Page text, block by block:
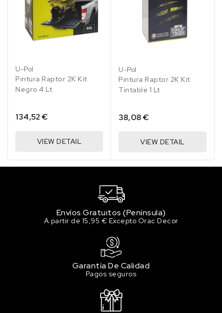
158.47 €
100 en stock
8B2 BLUE
158.47 €
158.47 €
100 en stock
8T6 BLUE
158.47 €
158.47 €
C7P LIGHTNING RED
100 en stock
U-Pol
Pintura Raptor 2K Kit
Negro 4 Lt
134,52 €
VIEW DETAIL
U-Pol
Pintura Raptor 2K Kit
Tintable 1 Lt
38,08 €
VIEW DETAIL
Envíos Gratuitos (Península)
A partir de 15,95 € Excepto Orac Decor
Garantía De Calidad
Pagos seguros